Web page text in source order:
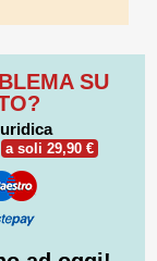
SU
a soli 29,90 €